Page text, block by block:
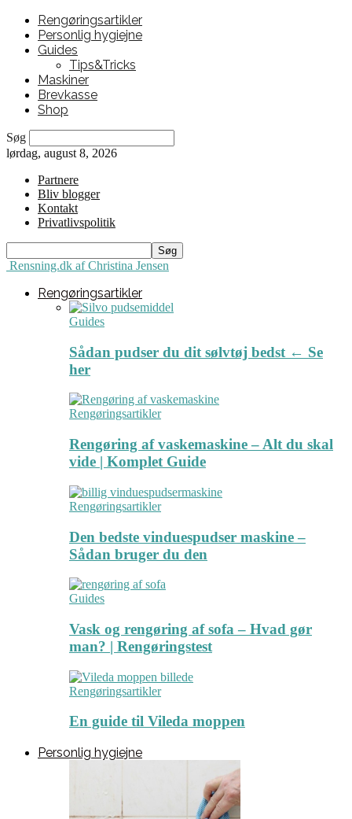
Rengøringsartikler
Personlig hygiejne
Guides
Tips&Tricks
Maskiner
Brevkasse
Shop
Søg
lørdag, august 8, 2026
Partnere
Bliv blogger
Kontakt
Privatlivspolitik
Rensning.dk af Christina Jensen
Rengøringsartikler
Guides
Sådan pudser du dit sølvtøj bedst ← Se
her
Rengøringsartikler
Rengøring af vaskemaskine – Alt du skal
vide | Komplet Guide
Rengøringsartikler
Den bedste vinduespudser maskine –
Sådan bruger du den
Guides
Vask og rengøring af sofa – Hvad gør
man? | Rengøringstest
Rengøringsartikler
En guide til Vileda moppen
Personlig hygiejne